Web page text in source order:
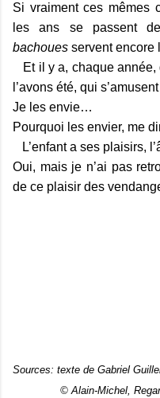
Si vraiment ces mêmes
les ans se passent
bachoues servent encore
Et il y a, chaque année,
l’avons été, qui
Je les envie…
Pourquoi les envier, me
L’enfant a ses plaisirs,
Oui, mais je n’ai pas
de ce plaisir des
Sources: texte de Gabriel
© Alain-Michel, Regards